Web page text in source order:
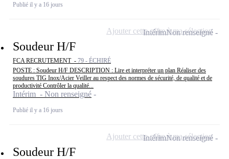
Publié il y a 16 jours
Soudeur H/F
FCA RECRUTEMENT - 79 - ÉCHIRÉ
POSTE : Soudeur H/F DESCRIPTION : Lire et interpréter un plan Réaliser des
soudures TIG Inox/Acier Veiller au respect des normes de sécurité, de qualité et de
productivité Contrôler la qualité...
Intérim - Non renseigné
Publié il y a 16 jours
IntérimNon renseigné
Ajouter cette offre à ma sélection
Soudeur H/F
IntérimNon renseigné
Ajouter cette offre à ma sélection